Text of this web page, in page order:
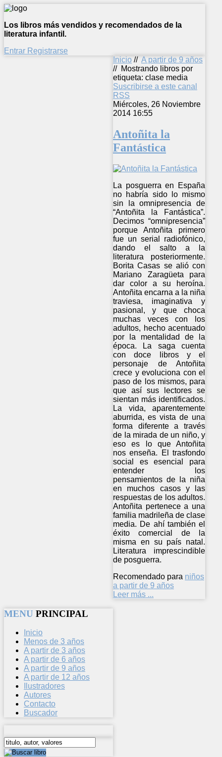
Los libros más vendidos y recomendados de la
literatura infantil.
Entrar Registrarse
Inicio // A partir de 9 años
// Mostrando libros por
etiqueta: clase media
Suscribirse a este canal
RSS
Miércoles, 26 Noviembre
2014 16:55
Antoñita la
Fantástica
La posguerra en España
no habría sido lo mismo
sin la omnipresencia de
“Antoñita la Fantástica”.
Decimos “omnipresencia”
porque Antoñita primero
fue un serial radiofónico,
dando el salto a la
literatura posteriormente.
Borita Casas se alió con
Mariano Zaragüeta para
dar color a su heroína.
Antoñita encarna a la niña
traviesa, imaginativa y
pasional, y que choca
muchas veces con los
adultos, hecho acentuado
por la mentalidad de la
época. La saga cuenta
con doce libros y el
personaje de Antoñita
crece y evoluciona con el
paso de los mismos, para
que así sus lectores se
sientan más identificados.
La vida, aparentemente
aburrida, es vista de una
forma diferente a través
de la mirada de un niño, y
eso es lo que Antoñita
nos enseña. El trasfondo
social es esencial para
entender los
pensamientos de la niña
en muchos casos y las
respuestas de los adultos.
Antoñita pertenece a una
familia madrileña de clase
media. De ahí también el
éxito comercial de la
misma en su país natal.
Literatura imprescindible
de posguerra.
Recomendado para niños
a partir de 9 años
Leer más ...
MENU PRINCIPAL
Inicio
Menos de 3 años
A partir de 3 años
A partir de 6 años
A partir de 9 años
A partir de 12 años
Ilustradores
Autores
Contacto
Buscador